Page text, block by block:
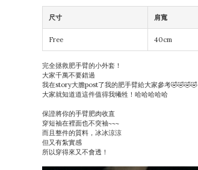
尺寸 肩寬
Free 40cm
完全拯救肥手臂的小外套！
大家千萬不要錯過
我在story大膽post了我的肥手臂給大家參考🤣🤣🤣🤣
大家就知道道這件值得我犧牲！哈哈哈哈哈
保證將你的手臂肥肉收直
穿短袖在裡面也不突袖~~~
而且整件的質料，冰冰涼涼
但又有紮實感
所以穿得來又不會透！